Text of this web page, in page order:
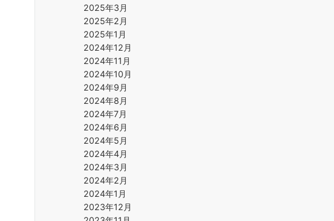
2025年3月
2025年2月
2025年1月
2024年12月
2024年11月
2024年10月
2024年9月
2024年8月
2024年7月
2024年6月
2024年5月
2024年4月
2024年3月
2024年2月
2024年1月
2023年12月